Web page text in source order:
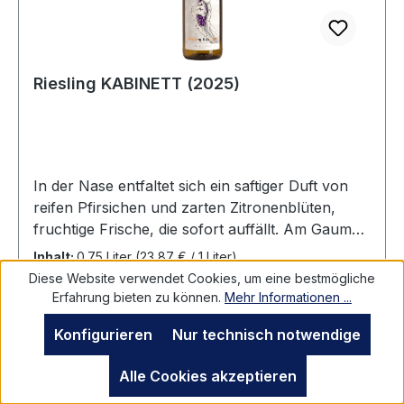
Meeresfrüchten oder asiatischen Speisen. Auch
zu fruchtigen Desserts passt er wunderbar und
rundet das Geschmackserlebnis perfekt ab.
Riesling KABINETT (2025)
In der Nase entfaltet sich ein saftiger Duft von
reifen Pfirsichen und zarten Zitronenblüten,
fruchtige Frische, die sofort auffällt. Am Gaumen
zeigt sich der Riesling Kabinett mit einer feinen
Balance zwischen Süße und Säure. Die
fruchtigen Aromen setzen sich fort und werden
von einer spritzigen Zitrusnote begleitet, die den
Wein erfrischend und belebend macht. Die
angenehme Restsüße sorgt für eine
harmonische Rundung und lässt den Wein weich
Inhalt:0.75 Liter(23,87 € / 1 Liter)
Regulärer Preis:
Diese Website verwendet Cookies, um eine bestmögliche
Erfahrung bieten zu können. Mehr Informationen ...
Nur technisch notwendige
Konfigurieren
Alle Cookies akzeptieren